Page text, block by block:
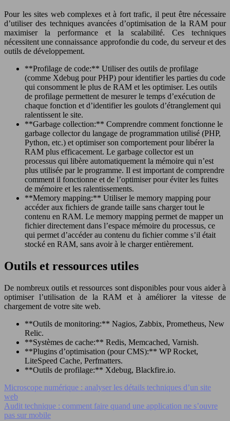
Pour les sites web complexes et à fort trafic, il peut être nécessaire
d’utiliser des techniques avancées d’optimisation de la RAM pour
maximiser la performance et la scalabilité. Ces techniques
nécessitent une connaissance approfondie du code, du serveur et des
outils de développement.
**Profilage de code:** Utiliser des outils de profilage
(comme Xdebug pour PHP) pour identifier les parties du code
qui consomment le plus de RAM et les optimiser. Les outils
de profilage permettent de mesurer le temps d’exécution de
chaque fonction et d’identifier les goulots d’étranglement qui
ralentissent le site.
**Garbage collection:** Comprendre comment fonctionne le
garbage collector du langage de programmation utilisé (PHP,
Python, etc.) et optimiser son comportement pour libérer la
RAM plus efficacement. Le garbage collector est un
processus qui libère automatiquement la mémoire qui n’est
plus utilisée par le programme. Il est important de comprendre
comment il fonctionne et de l’optimiser pour éviter les fuites
de mémoire et les ralentissements.
**Memory mapping:** Utiliser le memory mapping pour
accéder aux fichiers de grande taille sans charger tout le
contenu en RAM. Le memory mapping permet de mapper un
fichier directement dans l’espace mémoire du processus, ce
qui permet d’accéder au contenu du fichier comme s’il était
stocké en RAM, sans avoir à le charger entièrement.
Outils et ressources utiles
De nombreux outils et ressources sont disponibles pour vous aider à
optimiser l’utilisation de la RAM et à améliorer la vitesse de
chargement de votre site web.
**Outils de monitoring:** Nagios, Zabbix, Prometheus, New
Relic.
**Systèmes de cache:** Redis, Memcached, Varnish.
**Plugins d’optimisation (pour CMS):** WP Rocket,
LiteSpeed Cache, Perfmatters.
**Outils de profilage:** Xdebug, Blackfire.io.
Microscope numérique : analyser les détails techniques d’un site
web
Audit technique : comment faire quand une application ne s’ouvre
pas sur mobile